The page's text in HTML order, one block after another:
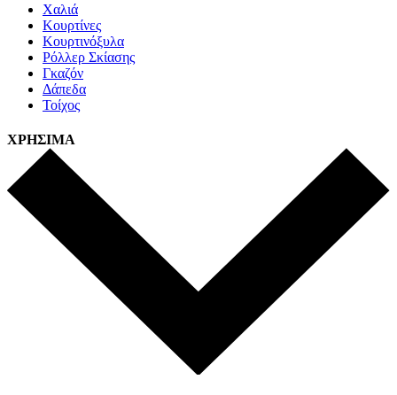
Χαλιά
Κουρτίνες
Κουρτινόξυλα
Ρόλλερ Σκίασης
Γκαζόν
Δάπεδα
Τοίχος
ΧΡΗΣΙΜΑ